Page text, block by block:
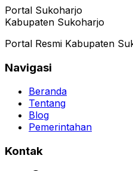
Portal Sukoharjo
Kabupaten Sukoharjo
Portal Resmi Kabupaten
Navigasi
Beranda
Tentang
Blog
Pemerintahan
Kontak